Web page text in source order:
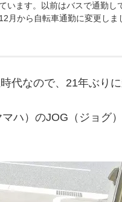
います。以前はバスで通勤し
月から自転車通勤に変更しま
代なので、21年ぶり
ハ）のJOG（ジョグ